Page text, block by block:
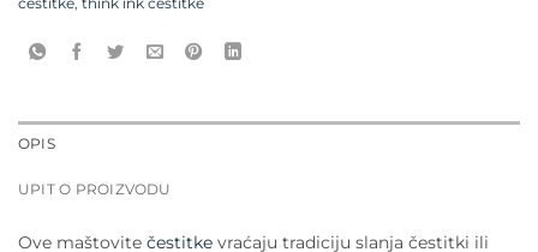
čestitke, think ink čestitke
OPIS
UPIT O PROIZVODU
Ove maštovite čestitke vraćaju tradiciju slanja čestitki ili